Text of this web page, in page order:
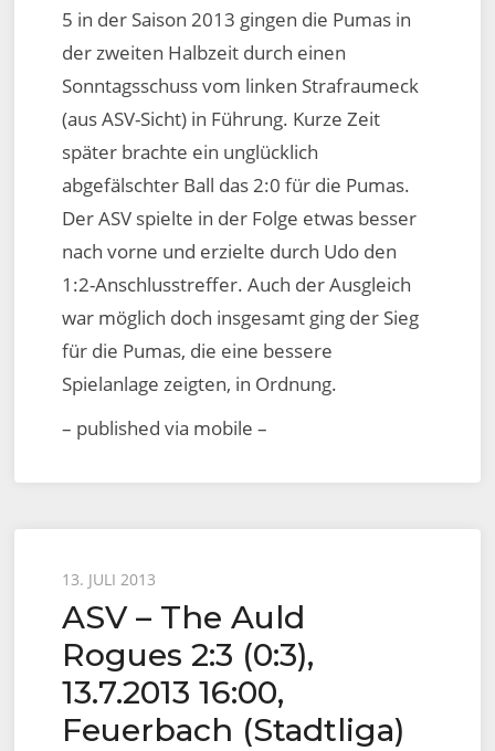
5 in der Saison 2013 gingen die Pumas in
der zweiten Halbzeit durch einen
Sonntagsschuss vom linken Strafraumeck
(aus ASV-Sicht) in Führung. Kurze Zeit
später brachte ein unglücklich
abgefälschter Ball das 2:0 für die Pumas.
Der ASV spielte in der Folge etwas besser
nach vorne und erzielte durch Udo den
1:2-Anschlusstreffer. Auch der Ausgleich
war möglich doch insgesamt ging der Sieg
für die Pumas, die eine bessere
Spielanlage zeigten, in Ordnung.
– published via mobile –
Posted
on
13. JULI 2013
ASV – The Auld
Rogues 2:3 (0:3),
13.7.2013 16:00,
Feuerbach (Stadtliga)